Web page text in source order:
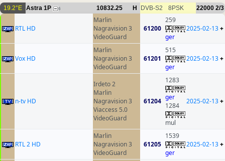
19.2°E Astra 1P 6 10832.25 H DVB-S2 8PSK 22000 2/3
RTL HD
Marlin
Nagravision 3
VideoGuard
61200
259
ger
2025-02-13+
Vox HD
Marlin
Nagravision 3
VideoGuard
61201
515
ger
2025-02-13+
n-tv HD
Irdeto 2
Marlin
Nagravision 3
Viaccess 5.0
VideoGuard
61204
1283
ger
1284
mul
2025-02-13+
RTL 2 HD
Marlin
Nagravision 3
VideoGuard
61205
1539
ger
2025-02-13+